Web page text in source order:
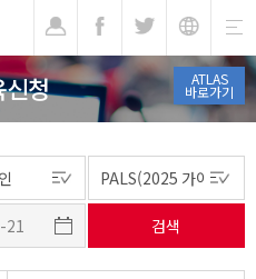
ATLAS
바로가기
청